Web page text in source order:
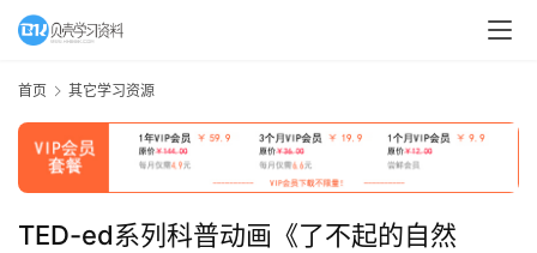
首页 其它学习资源
TED-ed系列科普动画《了不起的自然